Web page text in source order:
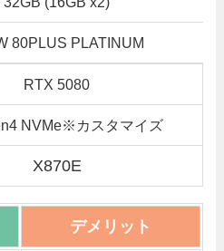
80PLUS PLATINUM
RTX 5080
NVMe※カスタマイズ
X870E
デメリット